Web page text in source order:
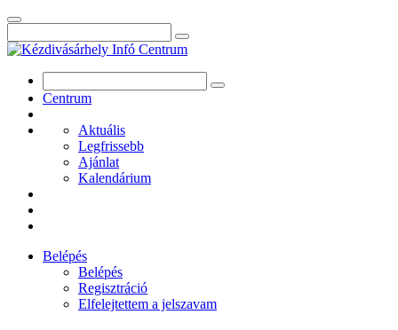
Centrum
Aktuális
Legfrissebb
Ajánlat
Kalendárium
Belépés
Belépés
Regisztráció
Elfelejtettem a jelszavam